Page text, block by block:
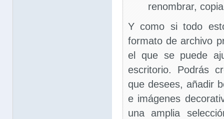
renombrar,
Y como si todo
formato de archivo
el que se puede
escritorio. Podrás
que desees, añadir
e imágenes
una amplia